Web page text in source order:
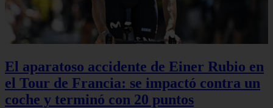
El aparatoso accidente de Einer Rubio en
el Tour de Francia: se impactó contra un
coche y terminó con 20 puntos